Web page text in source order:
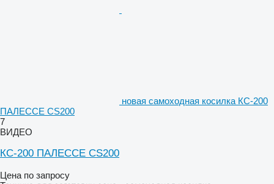
новая самоходная косилка КС-200
ПАЛЕССЕ CS200
7
ВИДЕО
КС-200 ПАЛЕССЕ CS200
Цена по запросу